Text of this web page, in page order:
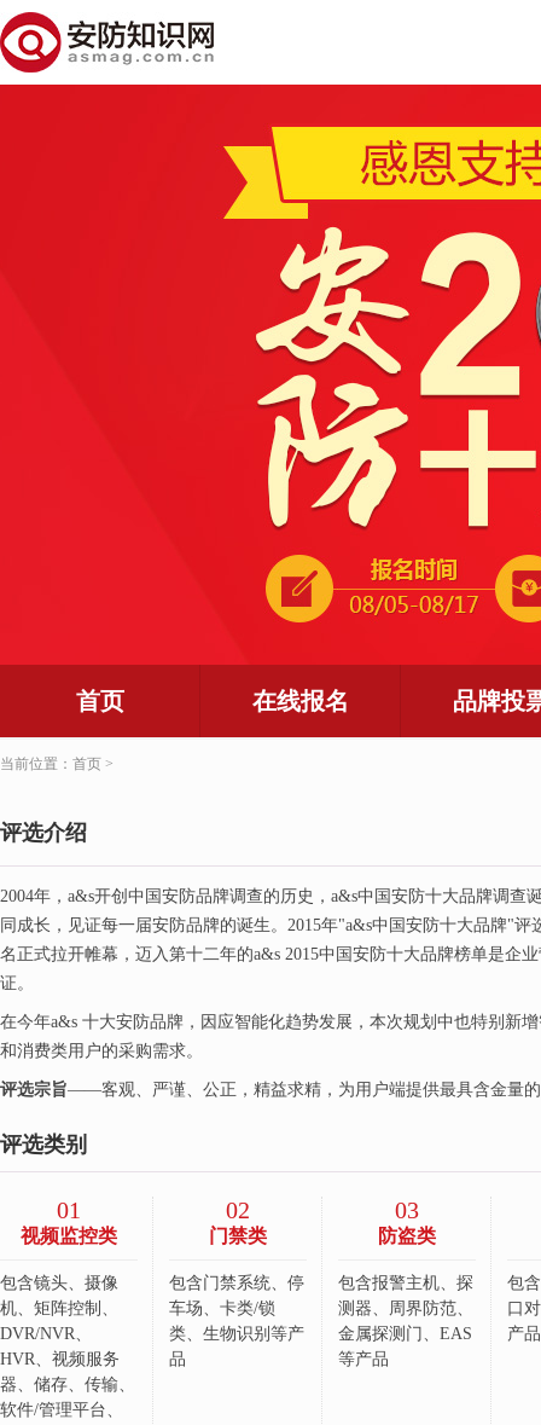
首页 在线报名 品牌投
当前位置：首页 >
评选介绍
2004年，a&s开创中国安防品牌调查的历史，a&s中国安防十大品牌调查
同成长，见证每一届安防品牌的诞生。2015年"a&s中国安防十大品牌"
名正式拉开帷幕，迈入第十二年的a&s 2015中国安防十大品牌榜单是企
证。
在今年a&s 十大安防品牌，因应智能化趋势发展，本次规划中也特别新
和消费类用户的采购需求。
评选宗旨——客观、严谨、公正，精益求精，为用户端提供最具含金量
评选类别
01
视频监控类
包含镜头、摄像
机、矩阵控制、
DVR/NVR、
HVR、视频服务
器、储存、传输、
软件/管理平台、
02
门禁类
包含门禁系统、停
车场、卡类/锁
类、生物识别等产
品
03
防盗类
包含报警主机、探
测器、周界防范、
金属探测门、EAS
等产品
包
口
产品